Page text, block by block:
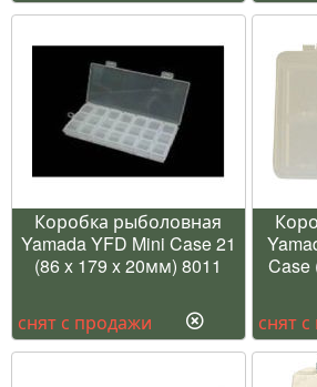
Коробка рыболовная
Yamada YFD Mini Case 21
(86 x 179 x 20мм) 8011
снят с продажи
Case
снят